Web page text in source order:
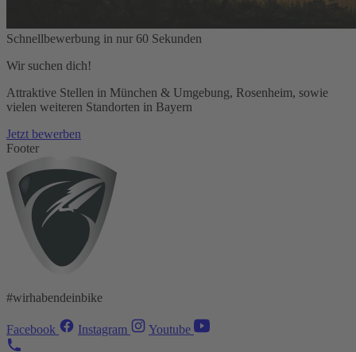
Schnellbewerbung in nur 60 Sekunden
Wir suchen dich!
Attraktive Stellen in München & Umgebung, Rosenheim, sowie
vielen weiteren Standorten in Bayern
Jetzt bewerben
Footer
#wirhabendeinbike
Facebook Instagram Youtube